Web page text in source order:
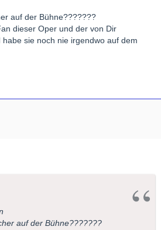
auf der Bühne???????
dieser Oper und der von Dir
sie noch nie irgendwo auf dem
auf der Bühne???????